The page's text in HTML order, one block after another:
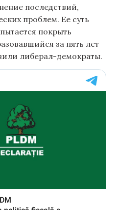
последствий,
проблем. Ее суть
покрыть
за пять лет
либерал-демократы.